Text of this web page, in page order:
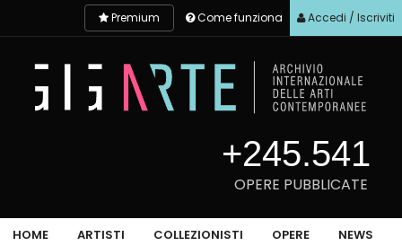
Accedi / Iscriviti
Come funziona
Premium
+245.541
OPERE PUBBLICATE
HOME ARTISTI COLLEZIONISTI OPERE NEWS